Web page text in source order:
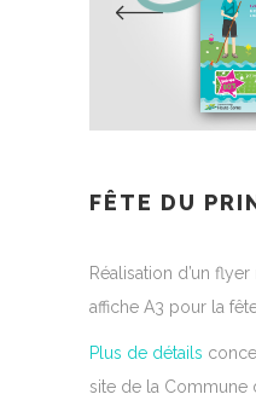
FÊTE DU
Réalisation d’un
affiche A3 pour la
Plus de détails
site de la Commune